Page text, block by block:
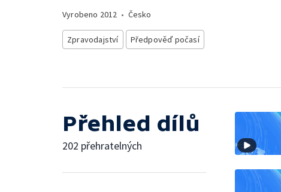
Vyrobeno 2012 • Česko
Zpravodajství Předpověď počasí
Přehled dílů
202 přehratelných